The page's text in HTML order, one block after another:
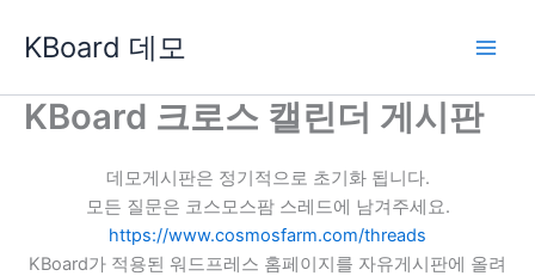
로
KBoard 데모
KBoard 크로스 캘린더 게시판
데모게시판은 정기적으로 초기화 됩니다.
모든 질문은 코스모스팜 스레드에 남겨주세요.
https://www.cosmosfarm.com/threads
KBoard가 적용된 워드프레스 홈페이지를 자유게시판에 올려